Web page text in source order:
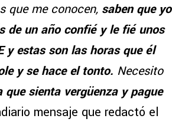
que me conocen, saben que yo
de un año confié y le fié unos
y estas son las horas que él
y se hace el tonto. Necesito
que sienta vergüenza y pague
mensaje que redactó el